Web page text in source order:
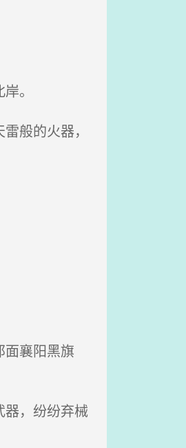
。
般的火器，
襄阳黑旗
，纷纷弃械